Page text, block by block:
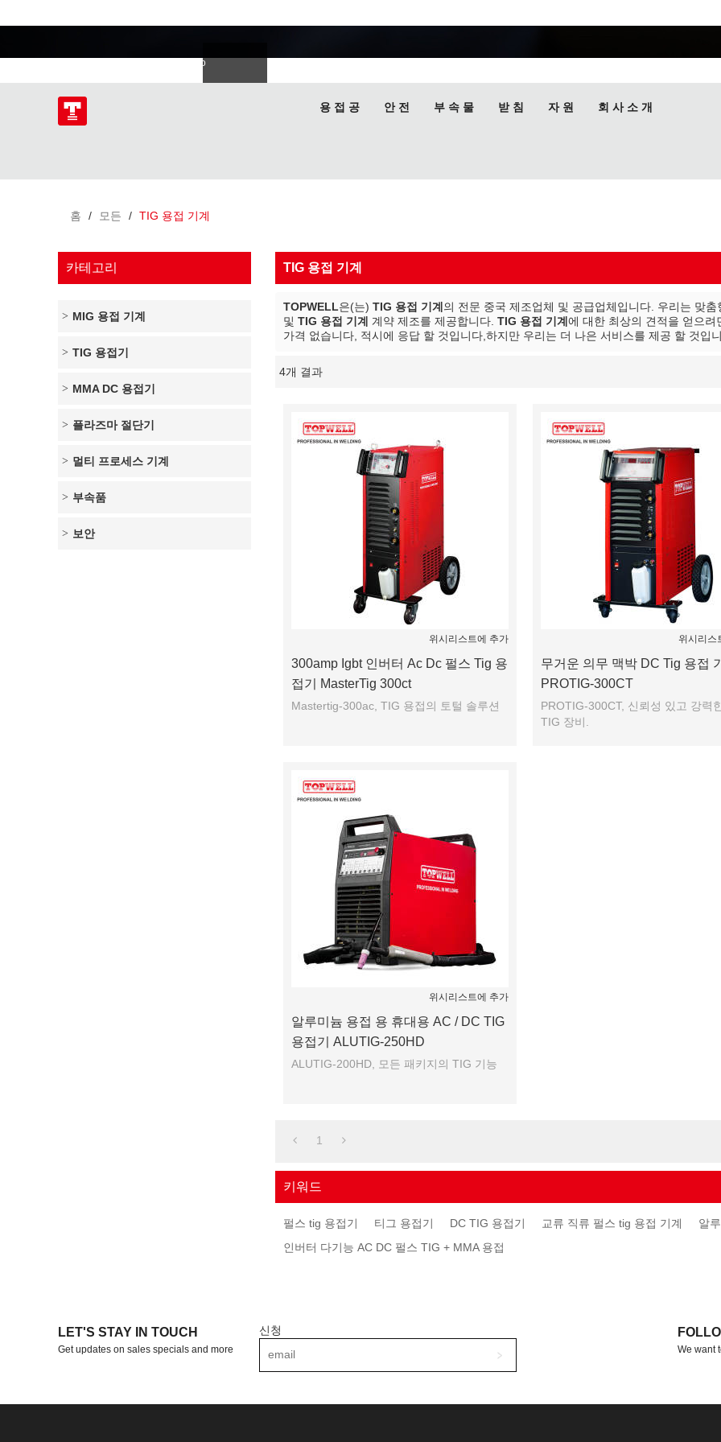
Italiano
Polski 용 접 공 안 전 부 속 물 받 침 자 원 회 사 소 개
홈 / 모든 / TIG 용접 기계
카테고리
MIG 용접 기계
TIG 용접기
MMA DC 용접기
플라즈마 절단기
멀티 프로세스 기계
부속품
보안
TIG 용접 기계
TOPWELL은(는) TIG 용접 기계 의 전문 중국 제조업체 및 공급업체입니다. 우리는 맞춤
및 TIG 용접 기계 계약 제조를 제공합니다. TIG 용접 기계 에 대한 최상의 견적을 얻으
가격 없습니다, 적시에 응답 할 것입니다,하지만 우리는 더 나은 서비스를 제공 할 것입
4개 결과
위시리스트에 추가
300amp Igbt 인버터 Ac Dc 펄스 Tig 용
접기 MasterTig 300ct
Mastertig-300ac, TIG 용접의 토털 솔루션
위시리스
무거운 의무 맥박 DC Tig 용접
PROTIG-300CT
PROTIG-300CT, 신뢰성 있고 강력
TIG 장비.
위시리스트에 추가
알루미늄 용접 용 휴대용 AC / DC TIG
용접기 ALUTIG-250HD
ALUTIG-200HD, 모든 패키지의 TIG 기능
1
키워드
펄스 tig 용접기 티그 용접기 DC TIG 용접기 교류 직류 펄스 tig 용접 기계
알
인버터 다기능 AC DC 펄스 TIG + MMA 용접
LET'S STAY IN TOUCH
Get updates on sales specials and more
신청
We want